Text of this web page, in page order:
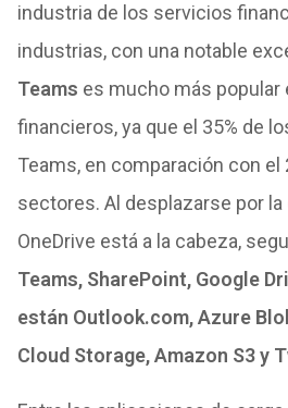
industria de los servicios
industrias, con una notable
Teams es mucho más popular
financieros, ya que el 35% de
Teams, en comparación con el
sectores. Al desplazarse por
OneDrive está a la cabeza,
Teams, SharePoint, Google
están Outlook.com, Azure
Cloud Storage, Amazon S3 y